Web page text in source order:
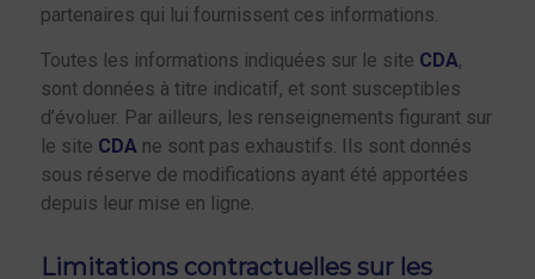
partenaires qui lui fournissent ces informations.
Toutes les informations indiquées sur le site CDA,
sont données à titre indicatif, et sont susceptibles
d’évoluer. Par ailleurs, les renseignements figurant sur
le site CDA ne sont pas exhaustifs. Ils sont donnés
sous réserve de modifications ayant été apportées
depuis leur mise en ligne.
Limitations contractuelles sur les